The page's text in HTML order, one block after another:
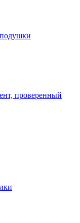
проверенный